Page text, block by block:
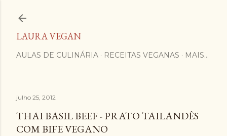
LAURA VEGAN
AULAS DE CULINÁRIA RECEITAS VEGANAS MAIS…
julho 25, 2012
THAI BASIL BEEF - PRATO TAILANDÊS
COM BIFE VEGANO